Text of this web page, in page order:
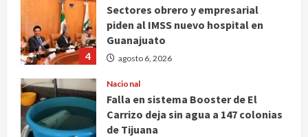
4
Sectores obrero y empresarial
piden al IMSS nuevo hospital en
Guanajuato
agosto 6, 2026
Nacional
Falla en sistema Booster de El
Carrizo deja sin agua a 147 colonias
de Tijuana